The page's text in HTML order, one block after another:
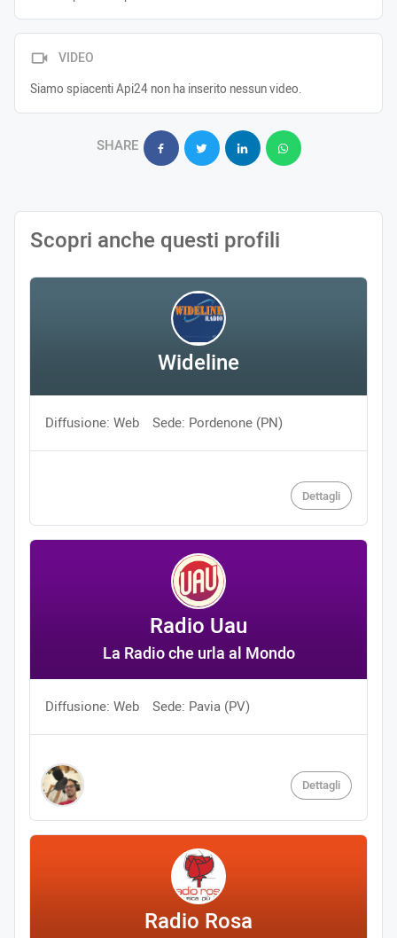
VIDEO
Siamo spiacenti Api24 non ha inserito nessun video.
SHARE
Scopri anche questi profili
Wideline
Diffusione: Web Sede: Pordenone (PN)
Dettagli
Radio Uau
La Radio che urla al Mondo
Diffusione: Web Sede: Pavia (PV)
Dettagli
Radio Rosa